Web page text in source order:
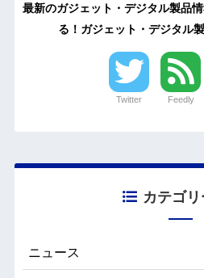
最新のガジェット・デジタル製品
る！ガジェット・デジタル
Twitter Feedly
カテゴリ
ニュース